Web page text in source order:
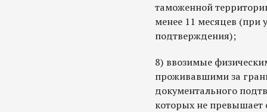
таможенной
менее 11 месяцев (при
подтверждения);
8) ввозимые
проживавшими за
документального
которых не превышает